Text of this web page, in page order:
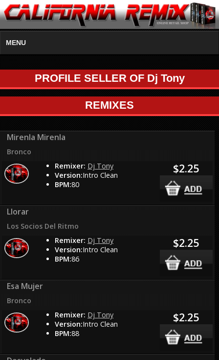
MENU
PROFILE SELLER OF Dj Tony
REMIXES
Mirenla Mirenla
Bronco
Remixer: Dj Tony
Version:Intro Clean
BPM:80
$2.25
Llorar
Los Socios Del Ritmo
Remixer: Dj Tony
Version:Intro Clean
BPM:86
$2.25
Esa Mujer
Bronco
Remixer: Dj Tony
Version:Intro Clean
BPM:88
$2.25